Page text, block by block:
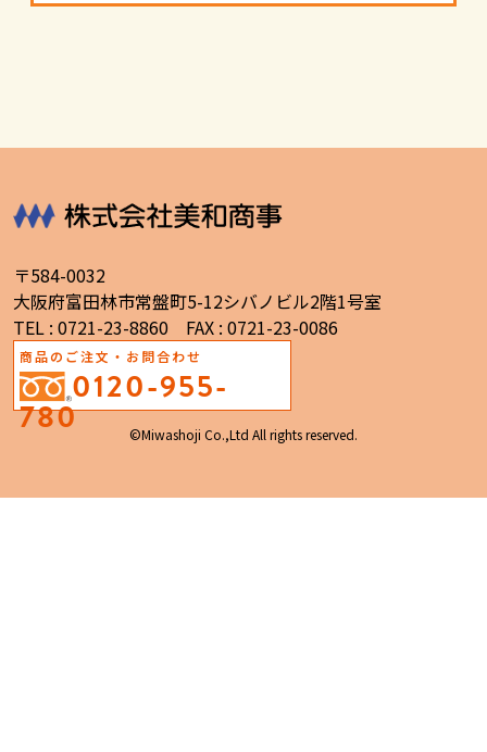
〒584-0032
大阪府富田林市常盤町5-12シバノビル2階1号室
TEL : 0721-23-8860 FAX : 0721-23-0086
商品のご注文・お問合わせ
0120-955-
780 ©Miwashoji Co.,Ltd All rights reserved.